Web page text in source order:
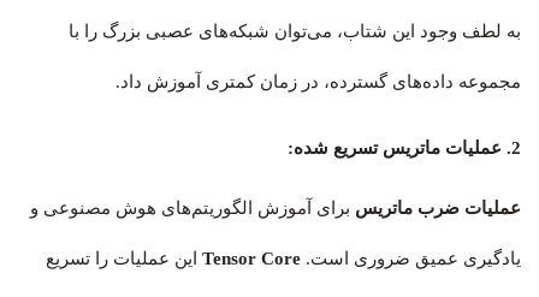
به لطف وجود این شتاب، می‌توان شبکه‌های عصبی بزرگ را با
مجموعه داده‌های گسترده، در زمان کمتری آموزش داد.
2. عملیات ماتریس تسریع شده:
عملیات ضرب ماتریس برای آموزش الگوریتم‌های هوش مصنوعی و
یادگیری عمیق ضروری است. Tensor Core این عملیات را تسریع